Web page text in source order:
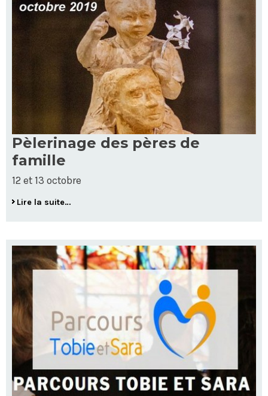
Pèlerinage des pères de
famille
12 et 13 octobre
Lire la suite…